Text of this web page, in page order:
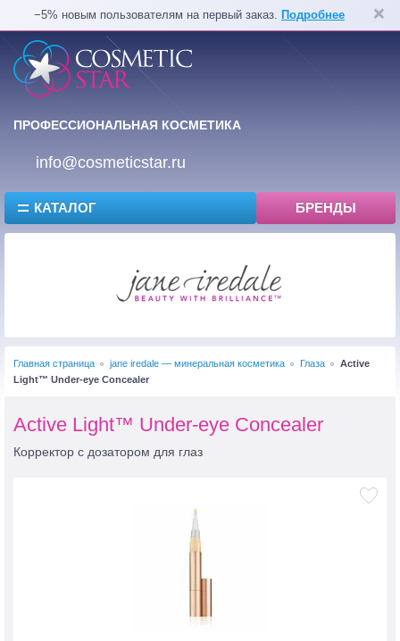
−5% новым пользователям на первый заказ. Подробнее
ПРОФЕССИОНАЛЬНАЯ КОСМЕТИКА
info@cosmeticstar.ru
КАТАЛОГ БРЕНДЫ
Главная страница jane iredale — минеральная косметика Глаза
Active
Light™ Under-eye Concealer
Active Light™ Under-eye Concealer
Корректор с дозатором для глаз